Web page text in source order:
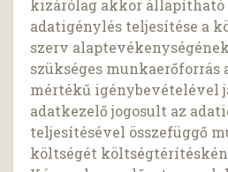
kizárólag akkor állapítható
adatigénylés teljesítése a
szerv
szükséges munkaerőforrás
mértékű igénybevételével
adatkezelő jogosult az
teljesítésével összefüggő
költségét